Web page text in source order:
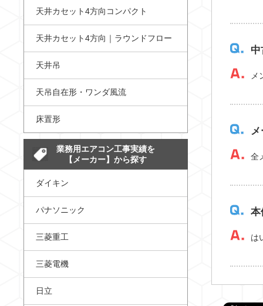
メ
全
本
は
天井カセット4方向コンパクト
天井カセット4方向｜ラウンドフロー
天井吊
天吊自在形・ワンダ風流
床置形
業務用エアコン工事実績を
【メーカー】から探す
ダイキン
パナソニック
三菱重工
三菱電機
日立